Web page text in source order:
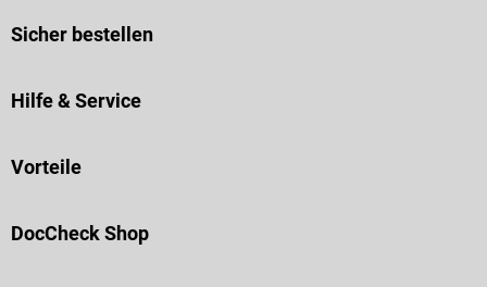
Sicher bestellen
Hilfe & Service
Vorteile
DocCheck Shop